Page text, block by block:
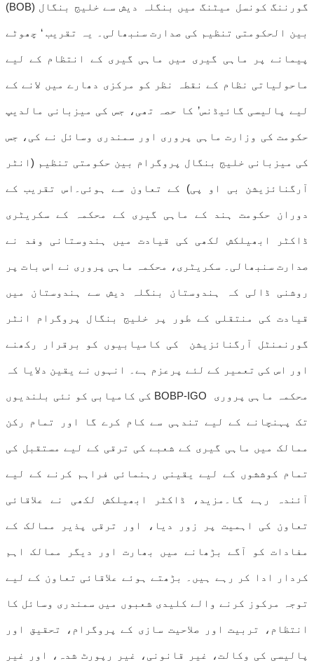
گورننگ کونسل میٹنگ میں بنگلہ دیش سے خلیج بنگال (BOB)
بین الحکومتی تنظیم کی صدارت سنبھالی۔ یہ تقریب ‘ چھوٹے
پیمانے پر ماہی گیری میں ماہی گیری کے انتظام کے لیے
ماحولیاتی نظام کے نقطہ نظر کو مرکزی دھارے میں لانے کے
لیے پالیسی گائیڈنس’ کا حصہ تھی، جس کی میزبانی مالدیپ
حکومت کی وزارت ماہی پروری اور سمندری وسائل نے کی، جس
کی میزبانی خلیج بنگال پروگرام بین حکومتی تنظیم (انٹر
آرگنائزیشن بی او پی) کے تعاون سے ہوئی۔اس تقریب کے
دوران حکومت ہند کے ماہی گیری کے محکمہ کے سکریٹری
ڈاکٹر ابھیلکش لکھی کی قیادت میں ہندوستانی وفد نے
صدارت سنبھالی۔ سکریٹری، محکمہ ماہی پروری نے اس بات پر
روشنی ڈالی کہ ہندوستان بنگلہ دیش سے ہندوستان میں
قیادت کی منتقلی کے طور پر خلیج بنگال پروگرام انٹر
گورنمنٹل آرگنائزیشن کی کامیابیوں کو برقرار رکھنے
اور اس کی تعمیر کے لئے پرعزم ہے۔ انہوں نے یقین دلایا کہ
محکمہ ماہی پروری BOBP-IGO کی کامیابی کو نئی بلندیوں
تک پہنچانے کے لیے تندہی سے کام کرے گا اور تمام رکن
ممالک میں ماہی گیری کے شعبے کی ترقی کے لیے مستقبل کی
تمام کوششوں کے لیے یقینی رہنمائی فراہم کرنے کے لیے
آئندہ رہے گا۔مزید، ڈاکٹر ابھیلکش لکھی نے علاقائی
تعاون کی اہمیت پر زور دیا، اور ترقی پذیر ممالک کے
مفادات کو آگے بڑھانے میں بھارت اور دیگر ممالک اہم
کردار ادا کر رہے ہیں۔ بڑھتے ہوئے علاقائی تعاون کے لیے
توجہ مرکوز کرنے والے کلیدی شعبوں میں سمندری وسائل کا
انتظام، تربیت اور صلاحیت سازی کے پروگرام، تحقیق اور
پالیسی کی وکالت، غیر قانونی، غیر رپورٹ شدہ، اور غیر